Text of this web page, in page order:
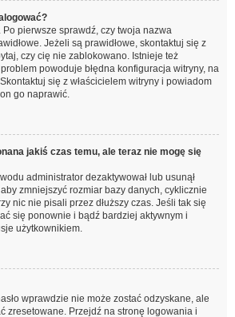
pierwsze sprawdź, czy twoja nazwa
Jeżeli są prawidłowe, skontaktuj się z
czy cię nie zablokowano. Istnieje też
powoduje błędna konfiguracja witryny, na
się z właścicielem witryny i powiadom
go naprawić.
jakiś czas temu, ale teraz nie mogę się
administrator dezaktywował lub usunął
zmniejszyć rozmiar bazy danych, cyklicznie
nic nie pisali przez dłuższy czas. Jeśli tak się
się ponownie i bądź bardziej aktywnym i
użytkownikiem.
wprawdzie nie może zostać odzyskane, ale
zresetowane. Przejdź na stronę logowania i